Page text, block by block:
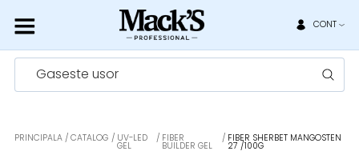
CONT
Gaseste usor
PRINCIPALA CATALOG UV-LED
GEL
FIBER
BUILDER GEL
FIBER SHERBET MANGOSTEN
27 /100G